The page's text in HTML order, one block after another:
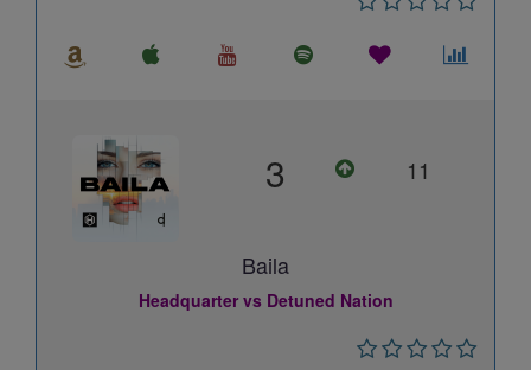
3 11
Baila
Headquarter vs Detuned Nation